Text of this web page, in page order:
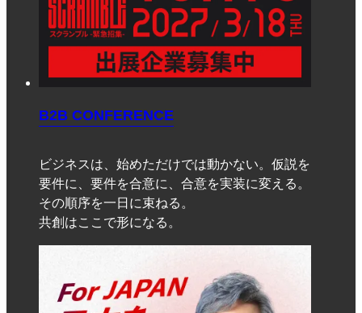
B2B CONFERENCE
ビジネスは、始めただけでは動かない。仮説を
要件に、要件を合意に、合意を実装に変える。
その順序を一日に束ねる。
共創はここで形になる。